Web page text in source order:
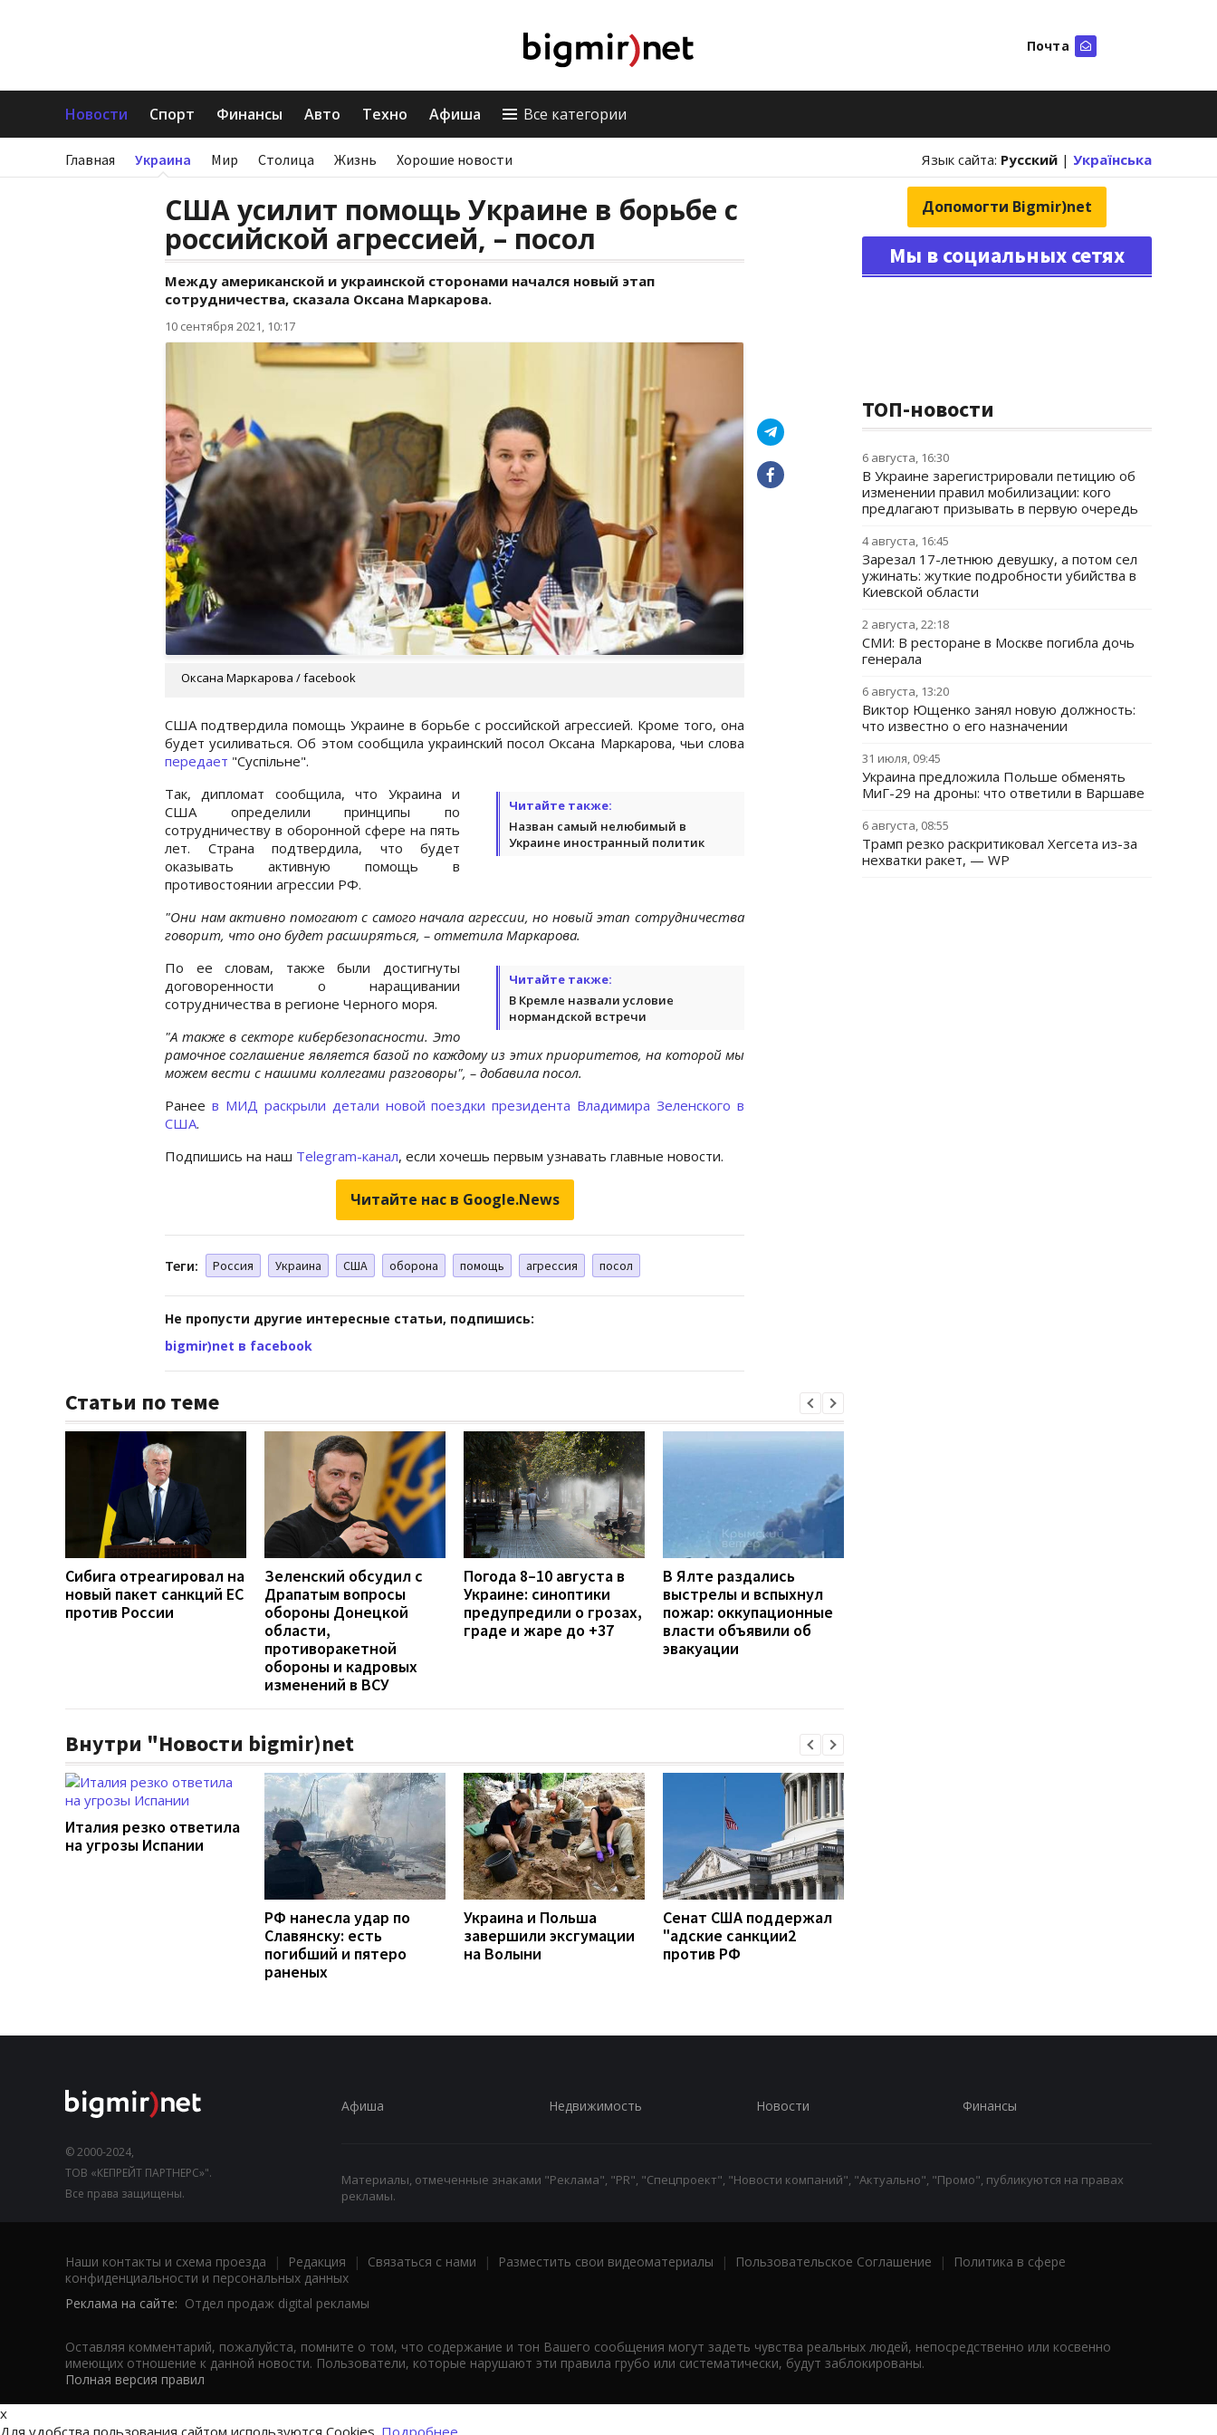
Почта
Новости Спорт Финансы Авто Техно Афиша Все категории
Главная Украина Мир Столица Жизнь Хорошие новости Язык сайта: Русский | Українська
США усилит помощь Украине в борьбе с
российской агрессией, – посол
Между американской и украинской сторонами начался новый этап
сотрудничества, сказала Оксана Маркарова.
10 сентября 2021, 10:17
Оксана Маркарова / facebook
США подтвердила помощь Украине в борьбе с российской агрессией. Кроме того, она
будет усиливаться. Об этом сообщила украинский посол Оксана Маркарова, чьи слова
передает "Суспiльне".
Читайте также:
Назван самый нелюбимый в
Украине иностранный политик
Так, дипломат сообщила, что Украина и
США определили принципы по
сотрудничеству в оборонной сфере на пять
лет. Страна подтвердила, что будет
оказывать активную помощь в
противостоянии агрессии РФ.
"Они нам активно помогают с самого начала агрессии, но новый этап сотрудничества
говорит, что оно будет расширяться, – отметила Маркарова.
Читайте также:
В Кремле назвали условие
нормандской встречи
По ее словам, также были достигнуты
договоренности о наращивании
сотрудничества в регионе Черного моря.
"А также в секторе кибербезопасности. Это
рамочное соглашение является базой по каждому из этих приоритетов, на которой мы
можем вести с нашими коллегами разговоры", – добавила посол.
Ранее в МИД раскрыли детали новой поездки президента Владимира Зеленского в
США.
Подпишись на наш Telegram-канал, если хочешь первым узнавать главные новости.
Читайте нас в Google.News
Теги: Россия Украина США оборона помощь агрессия посол
Не пропусти другие интересные статьи, подпишись:
bigmir)net в facebook
Статьи по теме
Сибига отреагировал на
новый пакет санкций ЕС
против России
Зеленский обсудил с
Драпатым вопросы
обороны Донецкой
области,
противоракетной
обороны и кадровых
изменений в ВСУ
Погода 8–10 августа в
Украине: синоптики
предупредили о грозах,
граде и жаре до +37
В Ялте раздались
выстрелы и вспыхнул
пожар: оккупационные
власти объявили об
эвакуации
Внутри "Новости bigmir)net
Италия резко ответила
на угрозы Испании
РФ нанесла удар по
Славянску: есть
погибший и пятеро
раненых
Украина и Польша
завершили эксгумации
на Волыни
Сенат США поддержал
"адские санкции2
против РФ
Допомогти Bigmir)net
Мы в социальных сетях
ТОП-новости
6 августа, 16:30
В Украине зарегистрировали петицию об
изменении правил мобилизации: кого
предлагают призывать в первую очередь
4 августа, 16:45
Зарезал 17-летнюю девушку, а потом сел
ужинать: жуткие подробности убийства в
Киевской области
2 августа, 22:18
СМИ: В ресторане в Москве погибла дочь
генерала
6 августа, 13:20
Виктор Ющенко занял новую должность:
что известно о его назначении
31 июля, 09:45
Украина предложила Польше обменять
МиГ-29 на дроны: что ответили в Варшаве
6 августа, 08:55
Трамп резко раскритиковал Хегсета из-за
нехватки ракет, — WP
© 2000-2024,
ТОВ «КЕПРЕЙТ ПАРТНЕРС»".
Все права защищены.
Афиша Недвижимость Новости Финансы
Материалы, отмеченные знаками "Реклама", "PR", "Спецпроект", "Новости компаний", "Актуально", "Промо", публикуются на правах
рекламы.
Наши контакты и схема проезда | Редакция | Связаться с нами | Разместить свои видеоматериалы | Пользовательское Соглашение |
Политика в сфере
конфиденциальности и персональных данных
Реклама на сайте: Отдел продаж digital рекламы
Оставляя комментарий, пожалуйста, помните о том, что содержание и тон Вашего сообщения могут задеть чувства реальных людей, непосредственно или косвенно
имеющих отношение к данной новости. Пользователи, которые нарушают эти правила грубо или систематически, будут заблокированы.
Полная версия правил
x
Для удобства пользования сайтом используются Cookies. Подробнее...